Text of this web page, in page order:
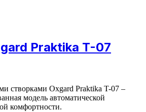
Praktika T-07
створками Oxgard Praktika T-07 –
модель автоматической
комфортности.